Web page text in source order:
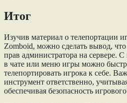
Итог
Изучив материал о телепортации
Zomboid, можно сделать вывод,
прав администратора на сервере.
в чате или меню игры можно
телепортировать игрока к себе.
инструмент ответственно,
обеспечивая безопасность